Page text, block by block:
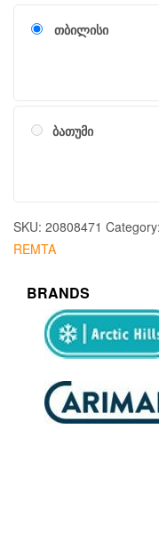
თბილისი
ბათუმი
SKU: 20808471 Category:
REMTA
BRANDS